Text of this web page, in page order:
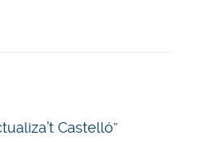
Castelló”